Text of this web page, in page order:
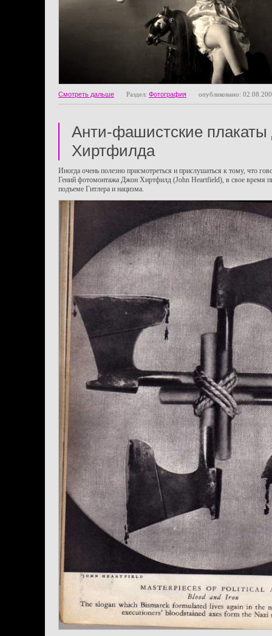
Смотреть дальше Раздел: Фотография опубликовано:
Анти-фашистские
Хиртфилда
Иногда очень полезно присмотреться и прислушаться к тому, что
Гений фотомонтажа Джон Хиртфилд (John Heartfield), в свое время
подъеме Гитлера и нацизма.